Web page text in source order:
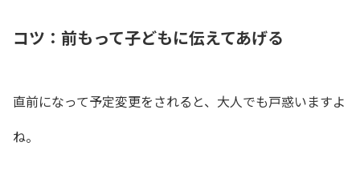
コツ：前もって子どもに伝えてあげる
直前になって予定変更をされると、大人でも戸惑いますよ
ね。